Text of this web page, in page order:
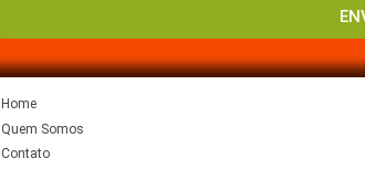
Home
Quem Somos
Contato